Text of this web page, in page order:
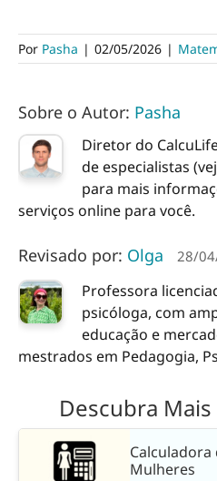
Por Pasha | 02/05/2026 |
Sobre o Autor: Pasha
Diretor do
de especialistas
para mais
serviços online para você.
Revisado por: Olga 28/
Professora
psicóloga, com
educação e
mestrados em Pedagogia,
Descubra
Calculadora
Mulheres